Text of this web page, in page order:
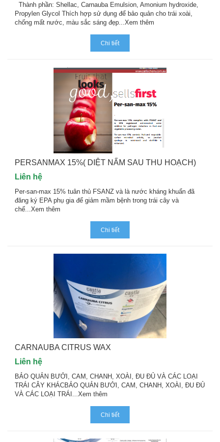
Thành phần: Shellac, Carnauba Emulsion, Amonium hydroxide,
Propylen Glycol Thích hợp sử dụng để bảo quản cho trái xoài,
chống mất nước, màu sắc sáng đẹp... Xem thêm
Chi tiết
PERSANMAX 15%( DIỆT NẤM SAU THU HOẠCH)
Liên hệ
Per-san-max 15% tuân thủ FSANZ và là nước kháng khuẩn đã
đăng ký EPA phụ gia để giảm mầm bệnh trong trái cây và
chế... Xem thêm
Chi tiết
CARNAUBA CITRUS WAX
Liên hệ
BẢO QUẢN BƯỞI, CAM, CHANH, XOÀI, ĐU ĐỦ VÀ CÁC LOẠI
TRÁI CÂY KHÁCBẢO QUẢN BƯỞI, CAM, CHANH, XOÀI, ĐU ĐỦ
VÀ CÁC LOẠI TRÁI...Xem thêm
Chi tiết